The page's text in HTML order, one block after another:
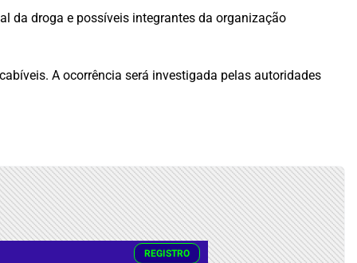
da droga e possíveis integrantes da organização
A ocorrência será investigada pelas autoridades